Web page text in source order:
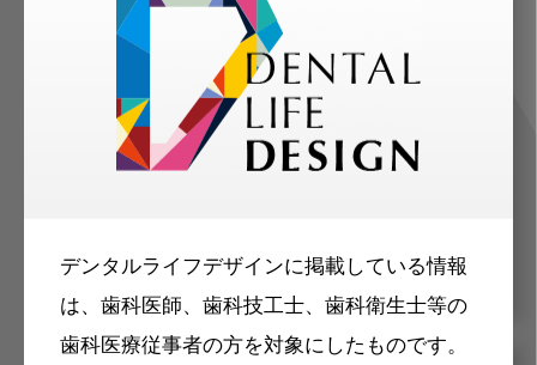
デンタルライフデザインに掲載している情報
は、歯科医師、歯科技工士、歯科衛生士等の
歯科医療従事者の方を対象にしたものです。
ご登録いただいた職種（歯科医師、歯
科衛生士、歯科技工士）に合わせた内
容のメールマガジンをお届けします。